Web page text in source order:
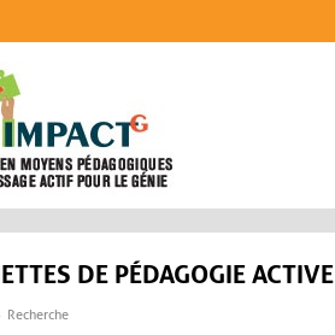
DE PÉDAGOGIE ACTIVE
Recherche